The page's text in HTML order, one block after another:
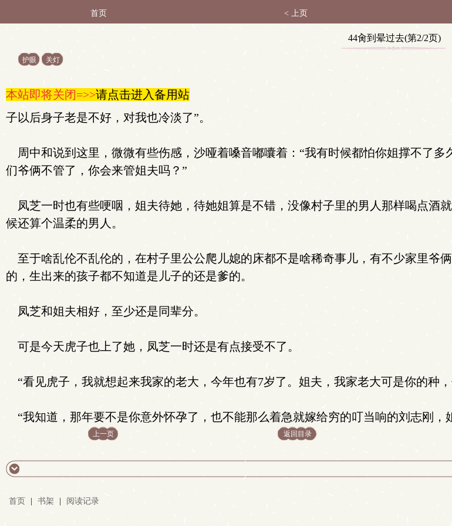
首页 < 上页
44肏到晕过去(第2/2页)
护眼 关灯
本站即将关闭=>>请点击进入备用站
子以后身子老是不好，对我也冷淡了”。
周中和说到这里，微微有些伤感，沙哑着嗓音嘟囔着：“我有时候都怕你姐撑不了
们爷俩不管了，你会来管姐夫吗？”
凤芝一时也有些哽咽，姐夫待她，待她姐算是不错，没像村子里的男人那样喝点酒
候还算个温柔的男人。
至于啥乱伦不乱伦的，在村子里公公爬儿媳的床都不是啥稀奇事儿，有不少家里爷
的，生出来的孩子都不知道是儿子的还是爹的。
凤芝和姐夫相好，至少还是同辈分。
可是今天虎子也上了她，凤芝一时还是有点接受不了。
“看见虎子，我就想起来我家的老大，今年也有7岁了。姐夫，我家老大可是你的种，
“我知道，那年要不是你意外怀孕了，也不能那么着急就嫁给穷的叮当响的刘志刚，
上一页 返回目录
首页 书架 阅读记录